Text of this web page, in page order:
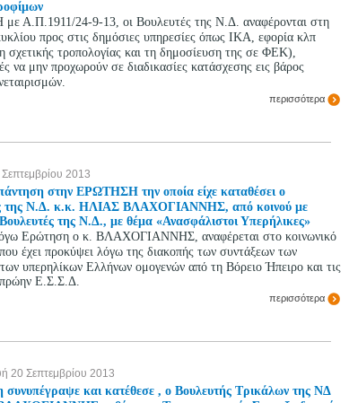
Α.Π.1911/24-9-13, οι Βουλευτές της Ν.Δ. αναφέρονται στη
προς στις δημόσιες υπηρεσίες όπως ΙΚΑ, εφορία κλπ
σχετικής τροπολογίας και τη δημοσίευση της σε ΦΕΚ),
να μην προχωρούν σε διαδικασίες κατάσχεσης εις βάρος
περισσότερα
2013
στην ΕΡΩΤΗΣΗ την οποία είχε καταθέσει ο
της Ν.Δ. κ.κ. ΗΛΙΑΣ ΒΛΑΧΟΓΙΑΝΝΗΣ, από κοινού με
της Ν.Δ., με θέμα «Ανασφάλιστοι Υπερήλικες»
Ερώτηση ο κ. ΒΛΑΧΟΓΙΑΝΝΗΣ, αναφέρεται στο κοινωνικό
έχει προκύψει λόγω της διακοπής των συντάξεων των
υπερηλίκων Ελλήνων ομογενών από τη Βόρειο Ήπειρο και τις
πρώην Ε.Σ.Σ.Δ.
περισσότερα
20 Σεπτεμβρίου 2013
και κατέθεσε , ο Βουλευτής Τρικάλων της ΝΔ